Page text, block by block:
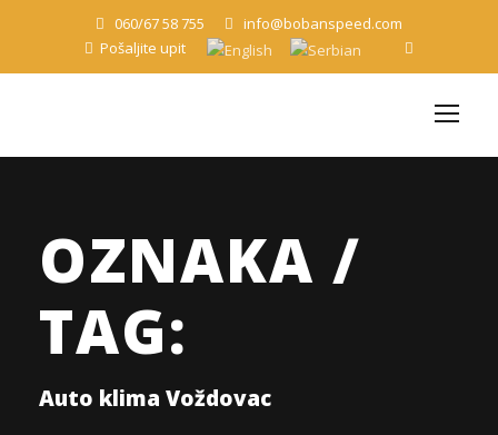
060/67 58 755
info@bobanspeed.com
Pošaljite upit
OZNAKA /
TAG:
Auto klima Voždovac